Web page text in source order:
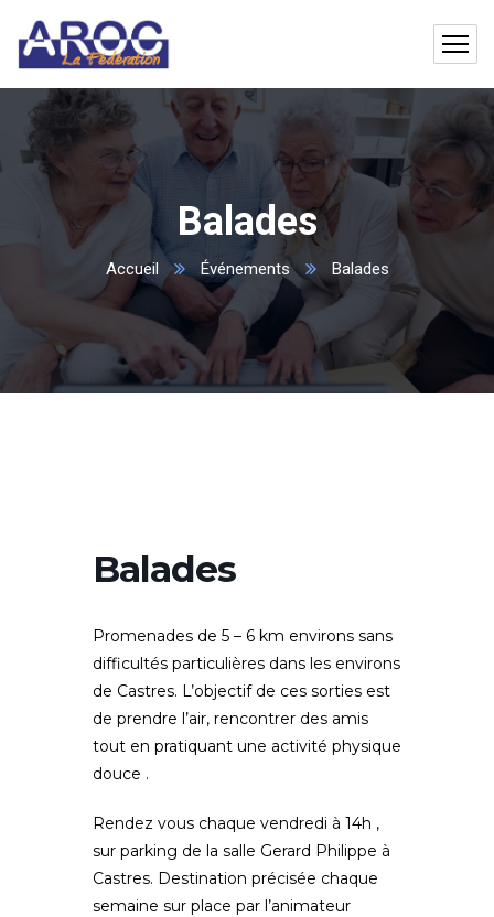
Balades
Accueil Événements Balades
Balades
Promenades de 5 – 6 km environs sans
difficultés particulières dans les environs
de Castres. L’objectif de ces sorties est
de prendre l’air, rencontrer des amis
tout en pratiquant une activité physique
douce .
Rendez vous chaque vendredi à 14h ,
sur parking de la salle Gerard Philippe à
Castres. Destination précisée chaque
semaine sur place par l’animateur